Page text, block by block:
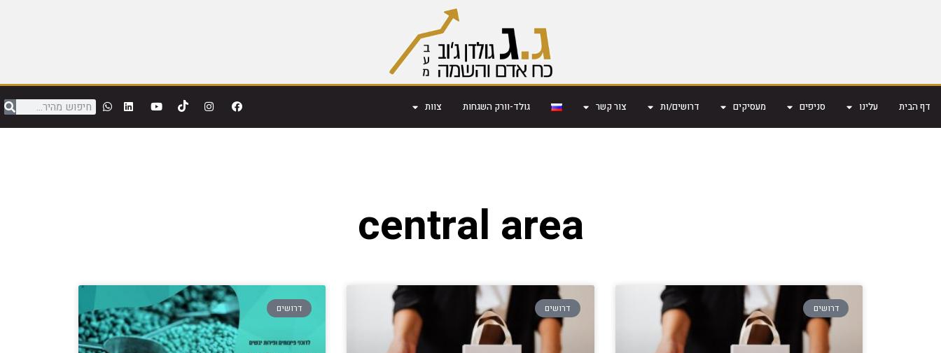
דף הבית עלינו סניפים מעסיקים דרושים/ות צור קשר גולד-וורק השגחות צוות
central area
דרושים דרושים דרושים